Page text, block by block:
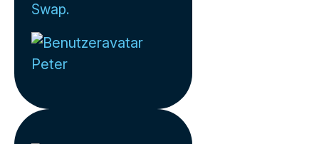
Swap.
Peter